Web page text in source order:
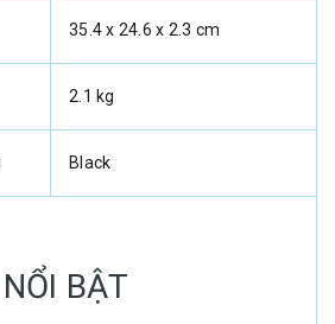
35.4 x 24.6 x 2.3 cm
2.1 kg
Black
BẬT